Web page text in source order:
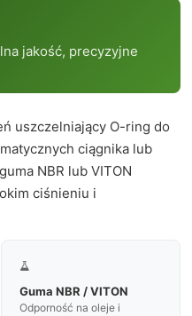
jakość, precyzyjne
uszczelniający O-ring do
ciągnika lub
NBR lub VITON
ciśnieniu i

Guma NBR / VITON
Odporność na oleje i